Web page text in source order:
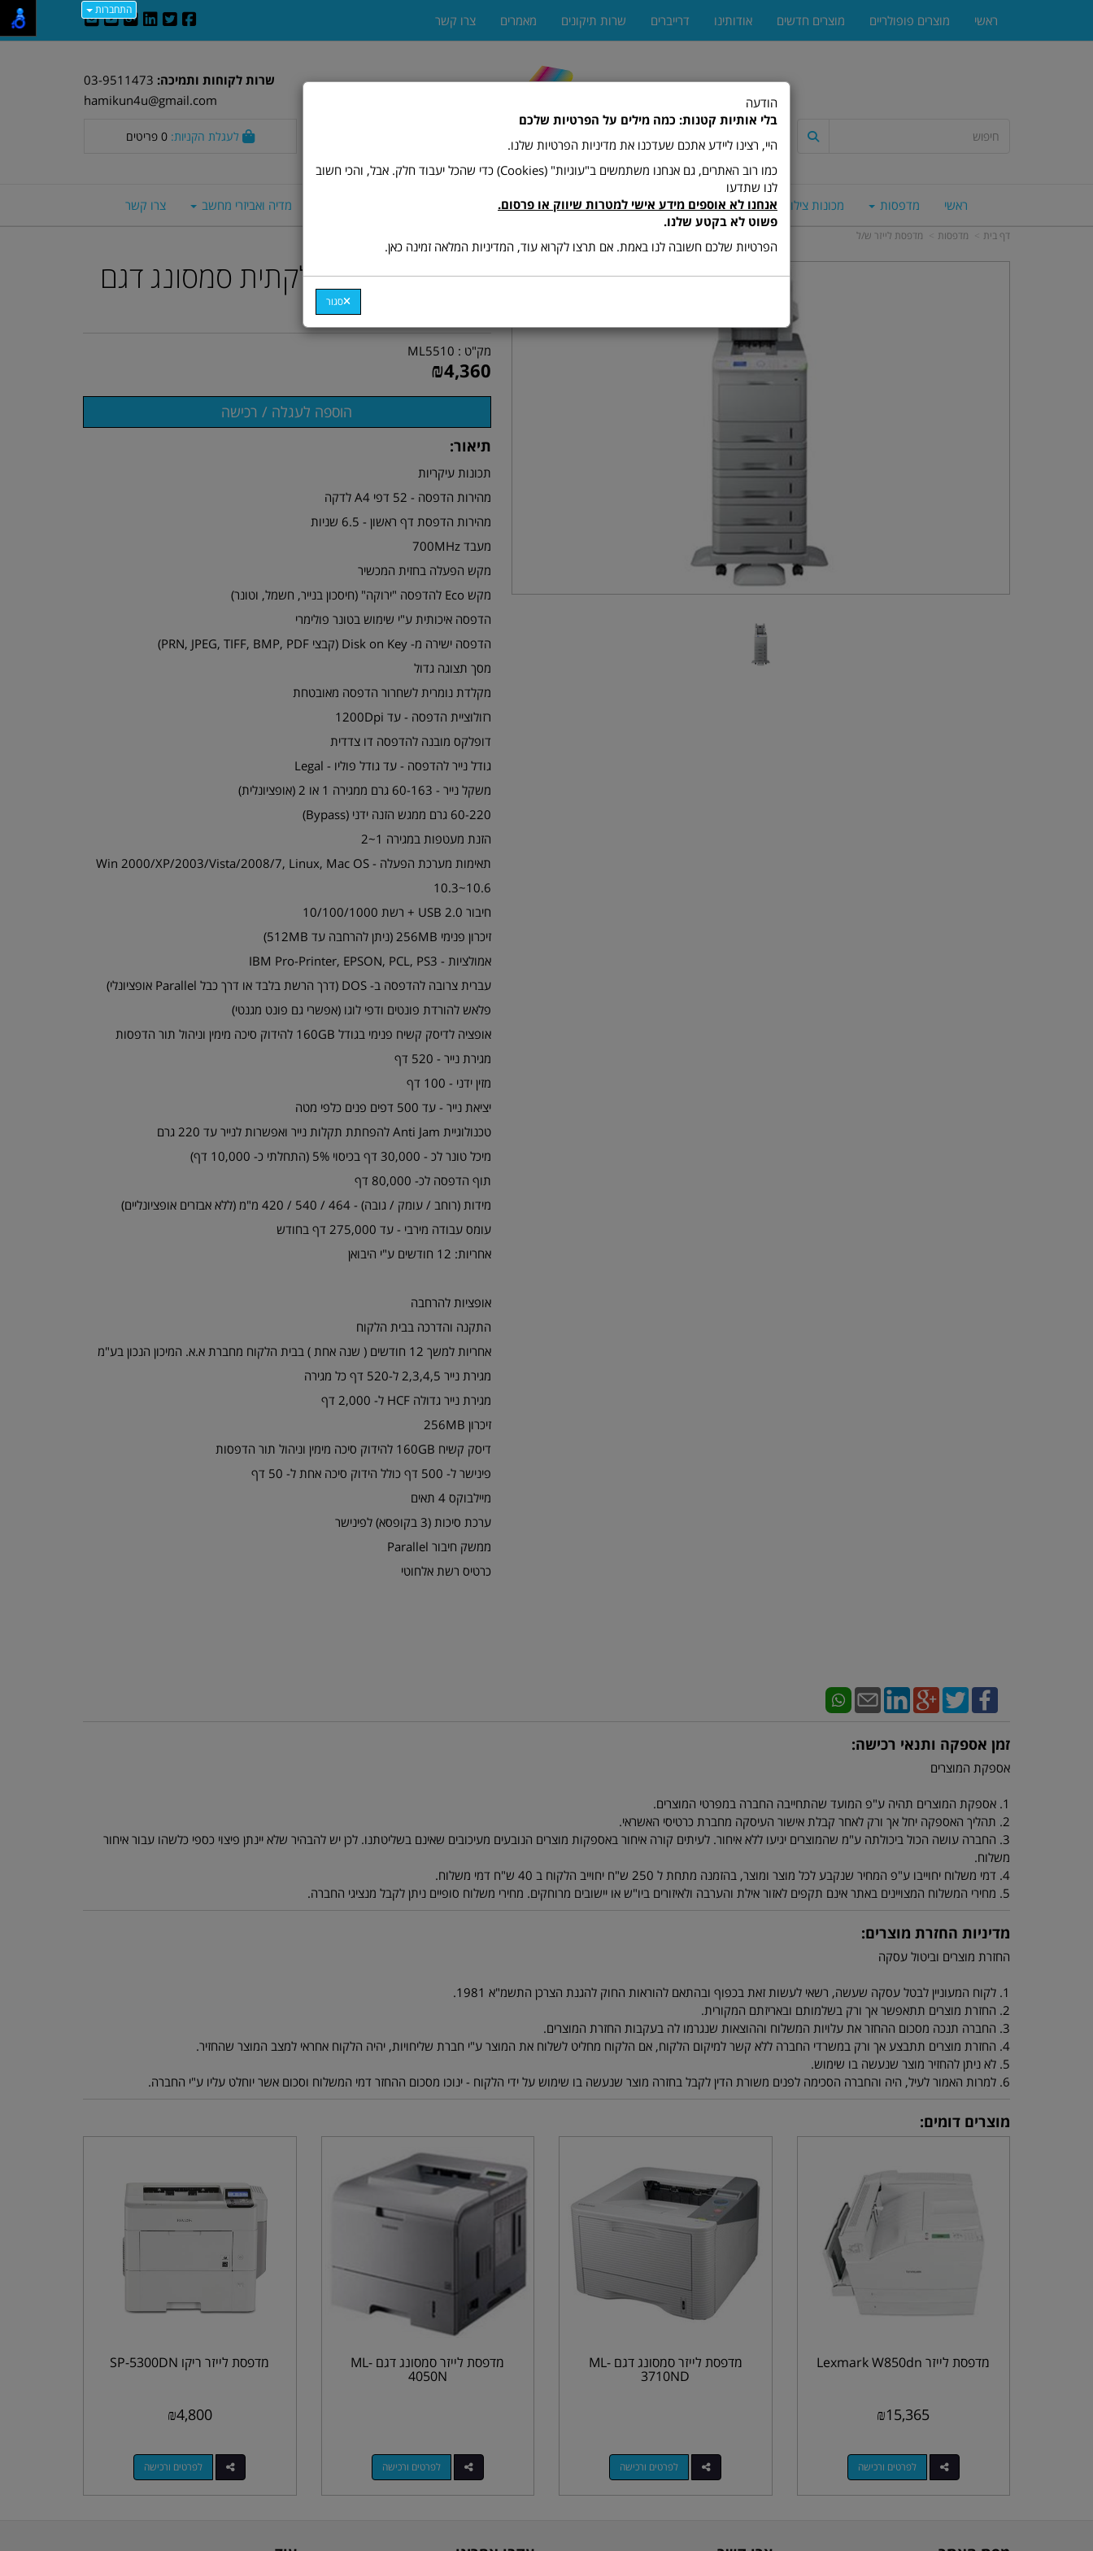
התחברות
שרות לקוחות ותמיכה: 03-9511473
hamikun4u@gmail.com
0
ראשי מדפסות מכונות צילום סורקים מגרסות מתכלים (טונרים ודיו) מדיה ואביזרי מחשב צרו קשר
ראשי מוצרים פופולריים מוצרים חדשים אודותינו דרייברים שרות תיקונים מאמרים צרו קשר
דף בית מדפסות מדפסת לייזר ש/ל
מדפסת לייזר מחלקתית סמסונג דגם
ML-5510ND
מק"ט : ML5510
₪4,360
תיאור:
תכונות עיקריות
מהירות הדפסה - 52 דפי A4 לדקה
מהירות הדפסת דף ראשון - 6.5 שניות
מעבד 700MHz
מקש הפעלה בחזית המכשיר
מקש Eco להדפסה "ירוקה" (חיסכון בנייר, חשמל, וטונר)
הדפסה איכותית ע"י שימוש בטונר פולימרי
הדפסה ישירה מ- Disk on Key (קבצי PRN, JPEG, TIFF, BMP, PDF)
מסך תצוגה גדול
מקלדת נומרית לשחרור הדפסה מאובטחת
רזולוציית הדפסה - עד 1200Dpi
דופלקס מובנה להדפסה דו צדדית
גודל נייר להדפסה - עד גודל פוליו - Legal
משקל נייר - 60-163 גרם ממגירה 1 או 2 (אופציונלית)
60-220 גרם ממגש הזנה ידני (Bypass)
הזנת מעטפות במגירה 1~2
תאימות מערכת הפעלה - Win 2000/XP/2003/Vista/2008/7, Linux, Mac OS
10.3~10.6
חיבור USB 2.0 + רשת 10/100/1000
זיכרון פנימי 256MB (ניתן להרחבה עד 512MB)
אמולציות - IBM Pro-Printer, EPSON, PCL, PS3
עברית צרובה להדפסה ב- DOS (דרך הרשת בלבד או דרך כבל Parallel אופציונלי)
פלאש להורדת פונטים ודפי לוגו (אפשרי גם פונט מגנטי)
אופציה לדיסק קשיח פנימי בגודל 160GB להידוק סיכה מימין וניהול תור הדפסות
מגירת נייר - 520 דף
מזין ידני - 100 דף
יציאת נייר - עד 500 דפים פנים כלפי מטה
טכנולוגיית Anti Jam להפחתת תקלות נייר ואפשרות לנייר עד 220 גרם
מיכל טונר לכ - 30,000 דף בכיסוי 5% (התחלתי כ- 10,000 דף)
תוף הדפסה לכ- 80,000 דף
מידות (רוחב / עומק / גובה) - 464 / 540 / 420 מ"מ (ללא אבזרים אופציונליים)
עומס עבודה מירבי - עד 275,000 דף בחודש
אחריות: 12 חודשים ע"י היבואן
אופציות להרחבה
התקנה והדרכה בבית הלקוח
אחריות למשך 12 חודשים ( שנה אחת ) בבית הלקוח מחברת א.א. המיכון הנכון בע"מ
מגירת נייר 2,3,4,5 ל-520 דף כל מגירה
מגירת נייר גדולה HCF ל- 2,000 דף
זיכרון 256MB
דיסק קשיח 160GB להידוק סיכה מימין וניהול תור הדפסות
פינישר ל- 500 דף כולל הידוק סיכה אחת ל- 50 דף
מיילבוקס 4 תאים
ערכת סיכות (3 בקופסא) לפינישר
ממשק חיבור Parallel
כרטיס רשת אלחוטי
זמן אספקה ותנאי רכישה:
אספקת המוצרים
1. אספקת המוצרים תהיה ע"פ המועד שהתחייבה החברה במפרטי המוצרים.
2. תהליך האספקה יחל אך ורק לאחר קבלת אישור העיסקה מחברת כרטיסי האשראי.
3. החברה עושה הכול ביכולתה ע"מ שהמוצרים יגיעו ללא איחור. לעיתים קורה איחור באספקות מוצרים הנובעים מעיכובים שאינם בשליטתנו. לכן יש להבהיר שלא יינתן פיצוי כספי כלשהו עבור איחור
משלוח.
4. דמי משלוח יחוייבו ע"פ המחיר שנקבע לכל מוצר ומוצר, בהזמנה מתחת ל 250 ש"ח יחוייב הלקוח ב 40 ש"ח דמי משלוח.
5. מחירי המשלוח המצויינים באתר אינם תקפים לאזור אילת והערבה ולאיזורים ביו"ש או יישובים מרוחקים. מחירי משלוח סופיים ניתן לקבל מנציגי החברה.
מדיניות החזרת מוצרים:
החזרת מוצרים וביטול עסקה
1. לקוח המעוניין לבטל עסקה שעשה, רשאי לעשות זאת בכפוף ובהתאם להוראות החוק להגנת הצרכן התשמ"א 1981.
2. החזרת מוצרים תתאפשר אך ורק בשלמותם ובאריזתם המקורית.
3. החברה תנכה מסכום ההחזר את עלויות המשלוח וההוצאות שנגרמו לה בעקבות החזרת המוצרים.
4. החזרת מוצרים תתבצע אך ורק במשרדי החברה ללא קשר למיקום הלקוח, אם הלקוח מחליט לשלוח את המוצר ע"י חברת שליחויות, יהיה הלקוח אחראי למצב המוצר שהחזיר.
5. לא ניתן להחזיר מוצר שנעשה בו שימוש.
6. למרות האמור לעיל, היה והחברה הסכימה לפנים משורת הדין לקבל בחזרה מוצר שנעשה בו שימוש על ידי הלקוח - ינוכו מסכום ההחזר דמי המשלוח וסכום אשר יוחלט עליו ע"י החברה.
מוצרים דומים:
מדפסת לייזר Lexmark W850dn
₪15,365
לפרטים ורכישה
מדפסת לייזר סמסונג דגם ML-
3710ND
לפרטים ורכישה
מדפסת לייזר סמסונג דגם ML-
4050N
לפרטים ורכישה
מדפסת לייזר ריקו SP-5300DN
₪4,800
לפרטים ורכישה
הודעה
בלי אותיות קטנות: כמה מילים על הפרטיות שלכם
היי, רצינו ליידע אתכם שעדכנו את מדיניות הפרטיות שלנו.
כמו רוב האתרים, גם אנחנו משתמשים ב"עוגיות" (Cookies) כדי שהכל יעבוד חלק. אבל, והכי חשוב
לנו שתדעו
אנחנו לא אוספים מידע אישי למטרות שיווק או פרסום.
פשוט לא בקטע שלנו.
הפרטיות שלכם חשובה לנו באמת. אם תרצו לקרוא עוד, המדיניות המלאה זמינה כאן.
סגור